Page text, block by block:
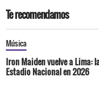
Te recomendamos
Música
Iron Maiden vuelve a
Estadio Nacional en 2026